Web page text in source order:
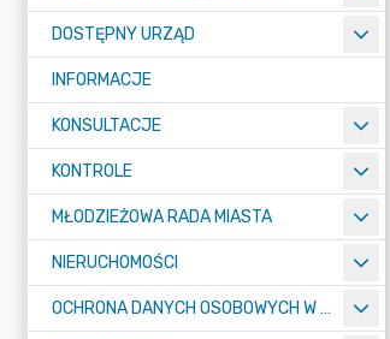
DOSTĘPNY URZĄD
INFORMACJE
KONSULTACJE
KONTROLE
MŁODZIEŻOWA RADA MIASTA
NIERUCHOMOŚCI
OCHRONA DANYCH OSOBOWYCH W URZĘDZIE MIASTA ŻORY - RODO